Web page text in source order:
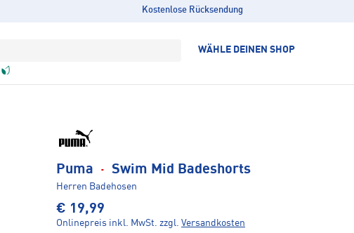
Kostenlose Rücksendung
WÄHLE DEINEN SHOP
Puma · Swim Mid Badeshorts
Herren Badehosen
€ 19,99
Onlinepreis inkl. MwSt. zzgl. Versandkosten